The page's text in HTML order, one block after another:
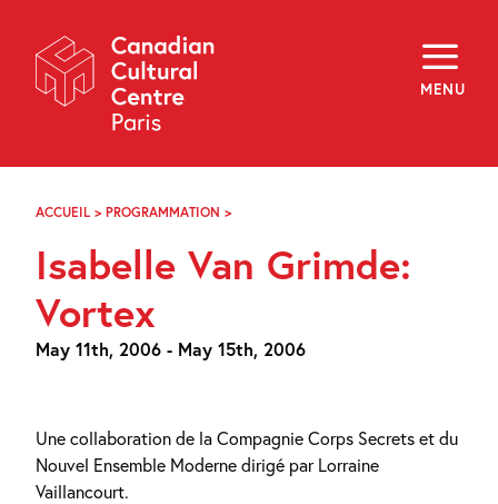
Navigation
MENU
About
Programming
Off-Site
Explore
Archives
f i y
ACCUEIL > PROGRAMMATION >
GRIMDE:
VORTEX
Isabelle Van Grimde:
Vortex
May 11th, 2006 - May 15th, 2006
Une collaboration de la Compagnie Corps Secrets et du
Nouvel Ensemble Moderne dirigé par Lorraine
Vaillancourt.